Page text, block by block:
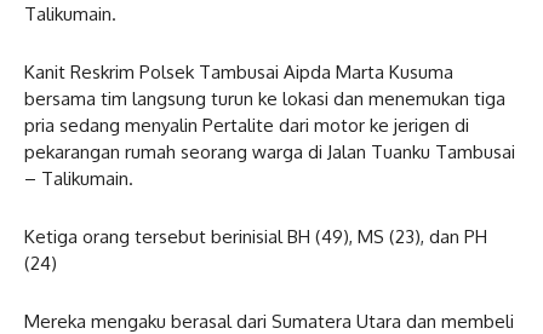
Talikumain.
Kanit Reskrim Polsek Tambusai Aipda Marta Kusuma
bersama tim langsung turun ke lokasi dan menemukan tiga
pria sedang menyalin Pertalite dari motor ke jerigen di
pekarangan rumah seorang warga di Jalan Tuanku Tambusai
– Talikumain.
Ketiga orang tersebut berinisial BH (49), MS (23), dan PH
(24)
Mereka mengaku berasal dari Sumatera Utara dan membeli